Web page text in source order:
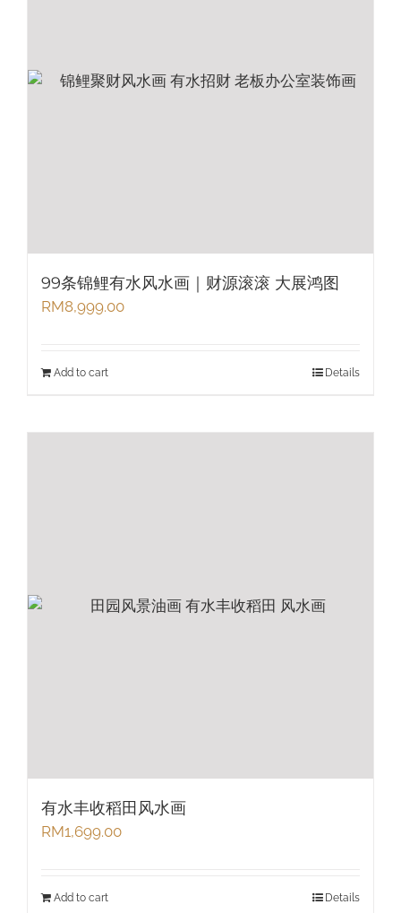
99条锦鲤有水风水画｜财源滚滚 大展鸿图
RM8,999.00
Add to cart Details
有水丰收稻田风水画
RM1,699.00
Add to cart Details